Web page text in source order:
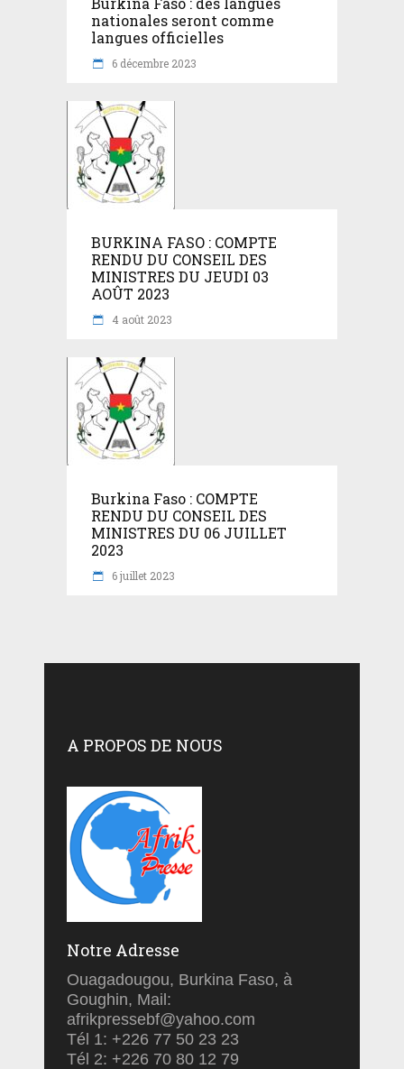
nationales seront comme
langues officielles
6 décembre 2023
BURKINA FASO : COMPTE
RENDU DU CONSEIL DES
MINISTRES DU JEUDI 03
AOÛT 2023
4 août 2023
Burkina Faso : COMPTE
RENDU DU CONSEIL DES
MINISTRES DU 06 JUILLET
2023
6 juillet 2023
A PROPOS DE NOUS
Notre Adresse
Ouagadougou, Burkina Faso, à
Goughin, Mail:
afrikpressebf@yahoo.com
Tél 1: +226 77 50 23 23
Tél 2: +226 70 80 12 79